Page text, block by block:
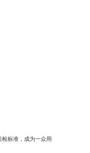
标准，成为一众用